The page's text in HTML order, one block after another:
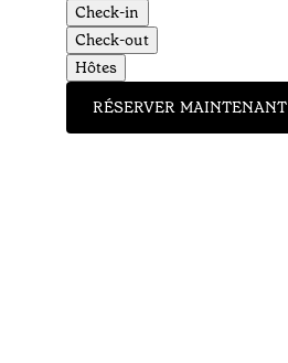
Check-in
Check-out
Hôtes
RÉSERVER MAINTENANT